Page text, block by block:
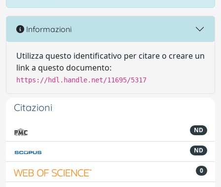
Informazioni
Utilizza questo identificativo per citare o creare un
link a questo documento:
https://hdl.handle.net/11695/5317
Citazioni
ND
ND
0